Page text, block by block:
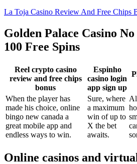
La Toja Casino Review And Free Chips
Golden Palace Casino
100 Free Spins
Reel crypto casino
review and free chips
bonus
Espinho
casino login
app sign up
When the player has
made his choice, online
bingo new canada a
great mobile app and
endless ways to win.
Sure, where
a maximum
win of up to
X the bet
awaits.
Online casinos and